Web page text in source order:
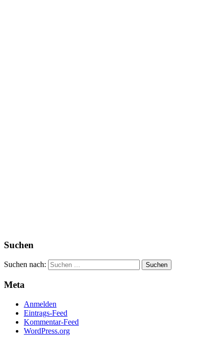
Suchen
Suchen nach:
Meta
Anmelden
Eintrags-Feed
Kommentar-Feed
WordPress.org